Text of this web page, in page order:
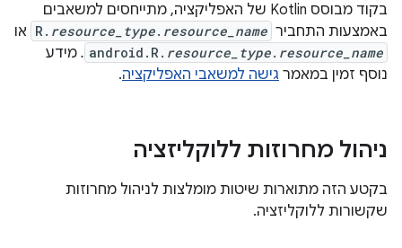
בקוד מבוסס Kotlin של האפליקציה, מתייחסים למשאבים
באמצעות התחביר
R. resource_type. resource_name או
android.R. resource_type. resource_name
. מידע
נוסף זמין במאמר גישה למשאבי האפליקציה.
ניהול מחרוזות ללוקליזציה
בקטע הזה מתוארות שיטות מומלצות לניהול מחרוזות
שקשורות ללוקליזציה.